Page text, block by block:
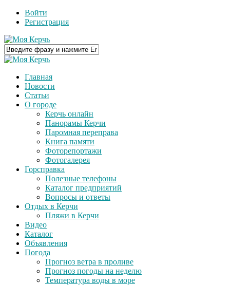
Войти
Регистрация
Главная
Новости
Статьи
О городе
Керчь онлайн
Панорамы Керчи
Паромная переправа
Книга памяти
Фоторепортажи
Фотогалерея
Горсправка
Полезные телефоны
Каталог предприятий
Вопросы и ответы
Отдых в Керчи
Пляжи в Керчи
Видео
Каталог
Объявления
Погода
Прогноз ветра в проливе
Прогноз погоды на неделю
Температура воды в море